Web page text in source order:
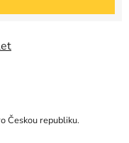
Českou republiku.